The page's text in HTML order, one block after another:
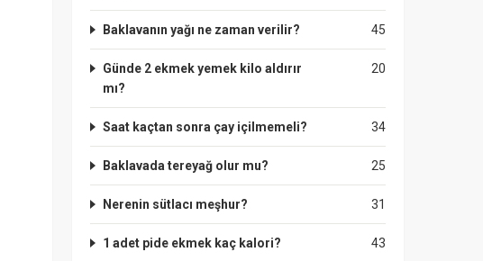
45
Baklavanın yağı ne zaman verilir?
20
Günde 2 ekmek yemek kilo aldırır
mı?
34
Saat kaçtan sonra çay içilmemeli?
25
Baklavada tereyağ olur mu?
31
Nerenin sütlacı meşhur?
43
1 adet pide ekmek kaç kalori?